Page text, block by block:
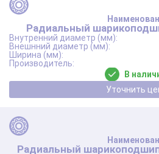
Радиальный
В
Радиальный